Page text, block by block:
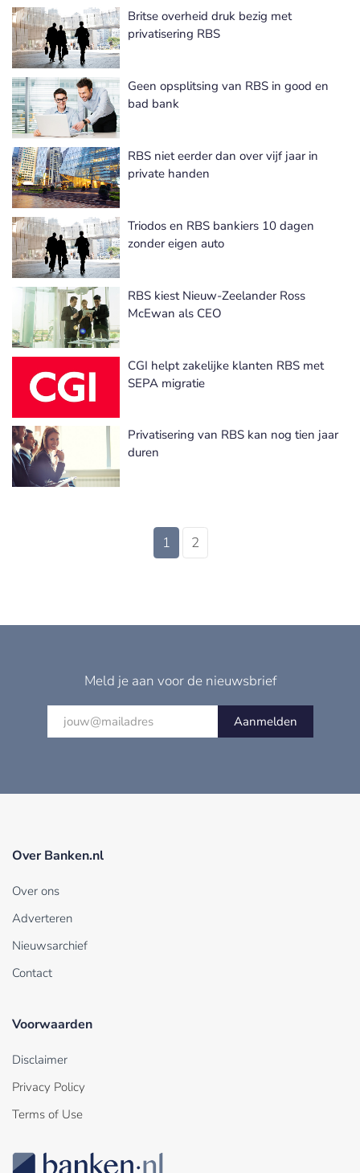
Britse overheid druk bezig met
privatisering RBS
Geen opsplitsing van RBS in good en
bad bank
RBS niet eerder dan over vijf jaar in
private handen
Triodos en RBS bankiers 10 dagen
zonder eigen auto
RBS kiest Nieuw-Zeelander Ross
McEwan als CEO
CGI helpt zakelijke klanten RBS met
SEPA migratie
Privatisering van RBS kan nog tien jaar
duren
1 2
Meld je aan voor de nieuwsbrief
Aanmelden
Over Banken.nl
Over ons
Adverteren
Nieuwsarchief
Contact
Voorwaarden
Disclaimer
Privacy Policy
Terms of Use